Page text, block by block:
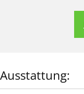
Ausstattung: